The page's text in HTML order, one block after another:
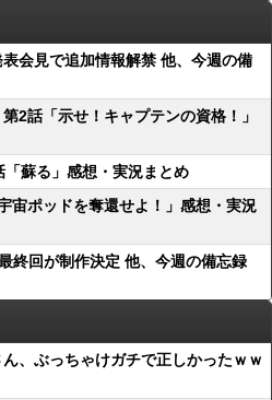
表会見で追加情報解禁 他、今週の備
2話「示せ！キャプテンの資格！」
「蘇る」感想・実況まとめ
宙ポッドを奪還せよ！」感想・実況
終回が制作決定 他、今週の備忘録
、ぶっちゃけガチで正しかったｗｗ